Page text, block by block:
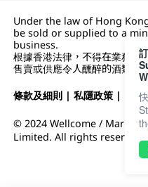
Under the law of Hong
be sold or supplied to a
business.
根據香港法律，不得在業務過
售賣或供應令人醺醉的酒類。
條款及細則 |私隱政策 | DFI
© 2024 Wellcome / Market
Limited. All rights reserved.